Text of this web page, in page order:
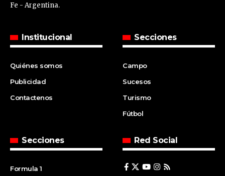
Fe - Argentina.
Institucional
Quiénes somos
Publicidad
Contactenos
Secciones
Campo
Sucesos
Turismo
Fútbol
Secciones
Formula 1
Red Social